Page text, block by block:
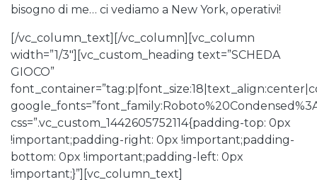
bisogno di me… ci vediamo a New York, operativi!
[/vc_column_text][/vc_column][vc_column
width=”1/3″][vc_custom_heading text=”SCHEDA
GIOCO”
css=”.vc_custom_1442605752114{padding-top: 0px
!important;padding-right: 0px !important;padding-
bottom: 0px !important;padding-left: 0px
!important;}”][vc_column_text]